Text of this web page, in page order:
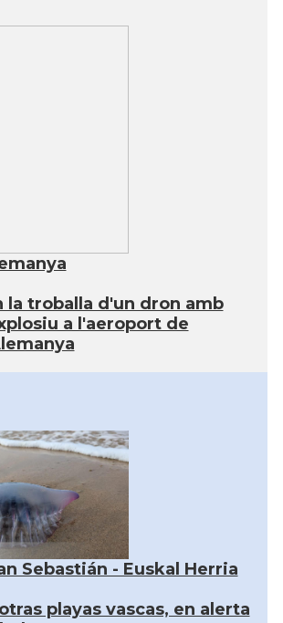
la troballa d'un dron amb
a l'aeroport de
Sebastián - Euskal Herria
playas vascas, en alerta